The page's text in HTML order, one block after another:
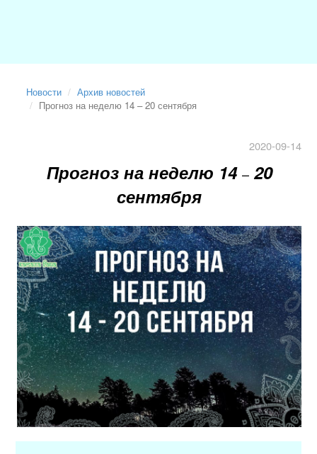
Новости
Архив новостей
Прогноз на неделю 14 – 20 сентября
2020-09-14
Прогноз на неделю 14 –20
сентября